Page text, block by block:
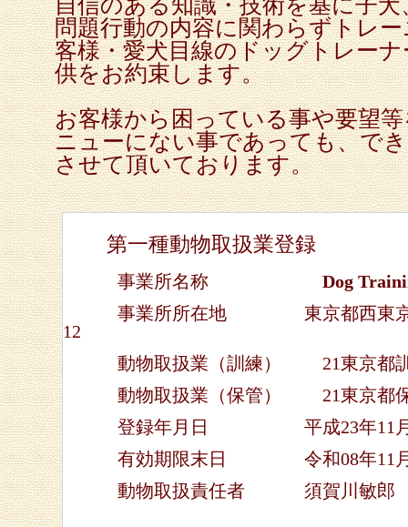
自信のある知識・技術を基に子
問題行動の内容に関わらずトレ
客様・愛犬目線のドッグトレー
供をお約束します。
お客様から困っている事や要望
ニューにない事であっても、で
させて頂いております。
第一種動物取扱業登録
事業所名称
Dog
事業所所在地 東京都西東京市
12
動物取扱業（訓練） 21東京都訓
動物取扱業（保管） 21東京都保
登録年月日 平成23年11月
有効期限末日 令和08年11月
動物取扱責任者 須賀川敏郎